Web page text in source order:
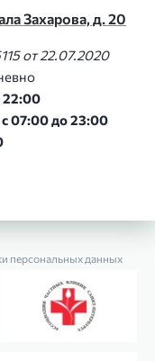
Захарова, д. 20
от 22.07.2020
22:00
с 07:00 до 23:00
персональных данных